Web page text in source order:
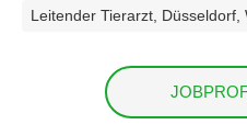
Leitender Tierarzt,